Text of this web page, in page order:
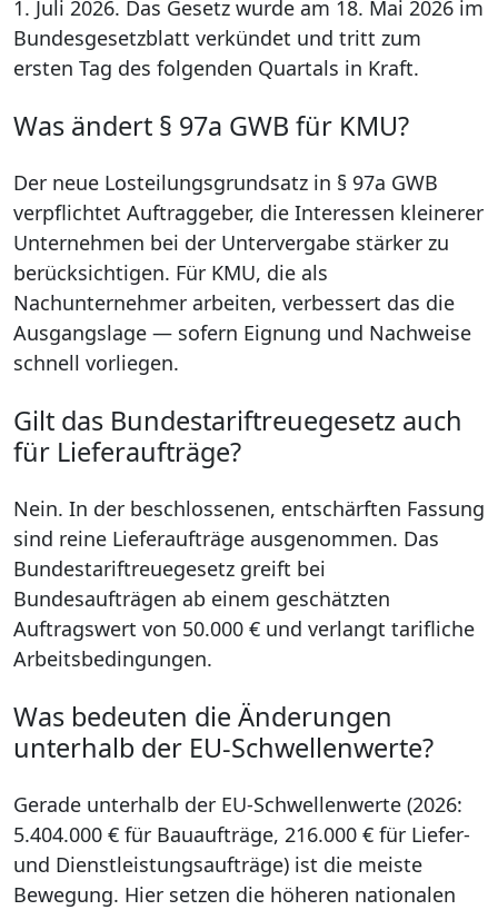
1. Juli 2026. Das Gesetz wurde am 18. Mai 2026 im
Bundesgesetzblatt verkündet und tritt zum
ersten Tag des folgenden Quartals in Kraft.
Was ändert § 97a GWB für KMU?
Der neue Losteilungsgrundsatz in § 97a GWB
verpflichtet Auftraggeber, die Interessen kleinerer
Unternehmen bei der Untervergabe stärker zu
berücksichtigen. Für KMU, die als
Nachunternehmer arbeiten, verbessert das die
Ausgangslage — sofern Eignung und Nachweise
schnell vorliegen.
Gilt das Bundestariftreuegesetz auch
für Lieferaufträge?
Nein. In der beschlossenen, entschärften Fassung
sind reine Lieferaufträge ausgenommen. Das
Bundestariftreuegesetz greift bei
Bundesaufträgen ab einem geschätzten
Auftragswert von 50.000 € und verlangt tarifliche
Arbeitsbedingungen.
Was bedeuten die Änderungen
unterhalb der EU-Schwellenwerte?
Gerade unterhalb der EU-Schwellenwerte (2026:
5.404.000 € für Bauaufträge, 216.000 € für Liefer-
und Dienstleistungsaufträge) ist die meiste
Bewegung. Hier setzen die höheren nationalen